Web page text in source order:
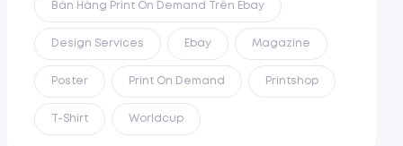
Bán Hàng Print On Demand Trên Ebay
Design Services Ebay Magazine
Poster Print On Demand Printshop
T-Shirt Worldcup